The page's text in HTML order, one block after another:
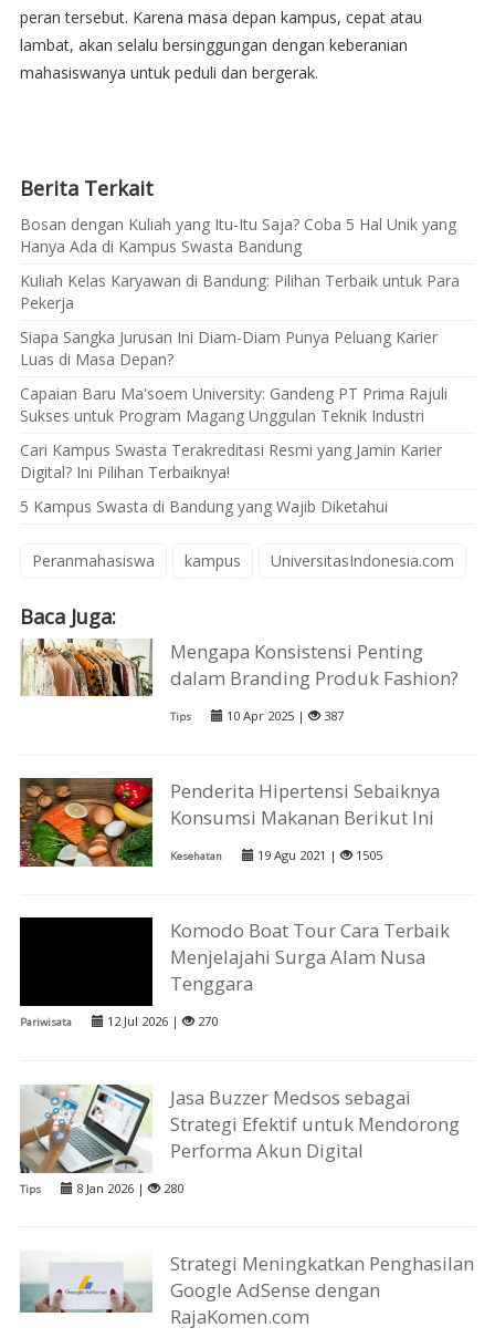
peran tersebut. Karena masa depan kampus, cepat atau
lambat, akan selalu bersinggungan dengan keberanian
mahasiswanya untuk peduli dan bergerak.
Berita Terkait
Bosan dengan Kuliah yang Itu-Itu Saja? Coba 5 Hal Unik yang
Hanya Ada di Kampus Swasta Bandung
Kuliah Kelas Karyawan di Bandung: Pilihan Terbaik untuk Para
Pekerja
Siapa Sangka Jurusan Ini Diam-Diam Punya Peluang Karier
Luas di Masa Depan?
Capaian Baru Ma'soem University: Gandeng PT Prima Rajuli
Sukses untuk Program Magang Unggulan Teknik Industri
Cari Kampus Swasta Terakreditasi Resmi yang Jamin Karier
Digital? Ini Pilihan Terbaiknya!
5 Kampus Swasta di Bandung yang Wajib Diketahui
Peranmahasiswa kampus UniversitasIndonesia.com
Baca Juga:
Mengapa Konsistensi Penting
dalam Branding Produk Fashion?
Tips 10 Apr 2025 | 387
Penderita Hipertensi Sebaiknya
Konsumsi Makanan Berikut Ini
Kesehatan 19 Agu 2021 | 1505
Komodo Boat Tour Cara Terbaik
Menjelajahi Surga Alam Nusa
Tenggara
Pariwisata 12 Jul 2026 | 270
Jasa Buzzer Medsos sebagai
Strategi Efektif untuk Mendorong
Performa Akun Digital
Tips 8 Jan 2026 | 280
Strategi Meningkatkan Penghasilan
Google AdSense dengan
RajaKomen.com